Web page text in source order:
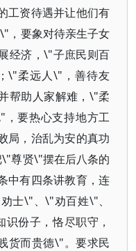
工资待遇并让他们有
，要象对待亲生子女
经济，\"子庶民则百
\"柔远人\"，善待友
帮助人家解难，\"柔
要热心支持地方工
局，治乱为安的真功
尊贤\"摆在后八条的
中有四条讲教育，连
士\"、\"劝百姓\"、
份子，恪尽职守，
货而贵德\"。要求民